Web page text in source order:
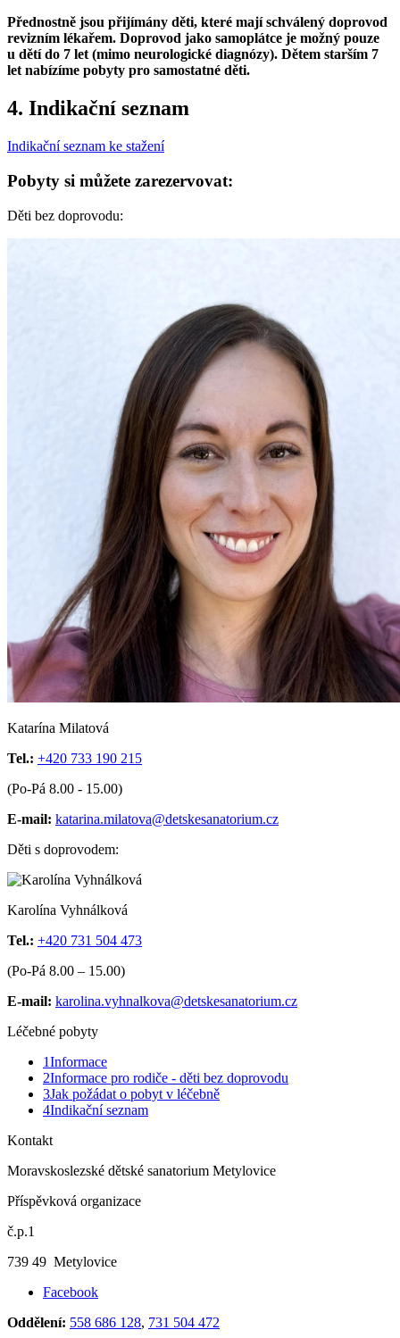
Přednostně jsou přijímány děti, které mají schválený doprovod
revizním lékařem. Doprovod jako samoplátce je možný pouze
u dětí do 7 let (mimo neurologické diagnózy). Dětem starším 7
let nabízíme pobyty pro samostatné děti.
4. Indikační seznam
Indikační seznam ke stažení
Pobyty si můžete zarezervovat:
Děti bez doprovodu:
Katarína Milatová
Tel.: +420 733 190 215
(Po-Pá 8.00 - 15.00)
E-mail: katarina.milatova@detskesanatorium.cz
Děti s doprovodem:
Karolína Vyhnálková
Tel.: +420 731 504 473
(Po-Pá 8.00 – 15.00)
E-mail: karolina.vyhnalkova@detskesanatorium.cz
Léčebné pobyty
1Informace
2Informace pro rodiče - děti bez doprovodu
3Jak požádat o pobyt v léčebně
4Indikační seznam
Kontakt
Moravskoslezské dětské sanatorium Metylovice
Příspěvková organizace
č.p.1
739 49 Metylovice
Facebook
Oddělení: 558 686 128, 731 504 472